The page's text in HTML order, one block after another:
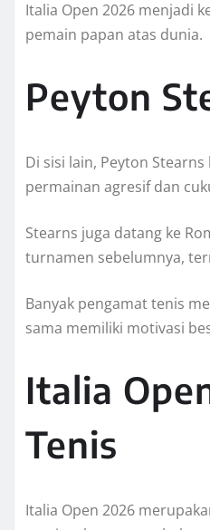
Italia Open 2026 menjadi
pemain papan atas dunia.
Peyton
Di sisi lain, Peyton
permainan agresif dan
Stearns juga datang ke
turnamen sebelumnya,
Banyak pengamat tenis
sama memiliki motivasi
Italia
Tenis
Italia Open 2026